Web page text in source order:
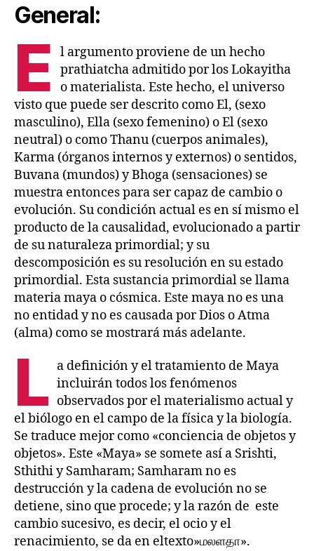
General:
E
l argumento proviene de un hecho
prathiatcha admitido por los Lokayitha
o materialista. Este hecho, el universo
visto que puede ser descrito como El, (sexo
masculino), Ella (sexo femenino) o El (sexo
neutral) o como Thanu (cuerpos animales),
Karma (órganos internos y externos) o sentidos,
Buvana (mundos) y Bhoga (sensaciones) se
muestra entonces para ser capaz de cambio o
evolución. Su condición actual es en sí mismo el
producto de la causalidad, evolucionado a partir
de su naturaleza primordial; y su
descomposición es su resolución en su estado
primordial. Esta sustancia primordial se llama
materia maya o cósmica. Este maya no es una
no entidad y no es causada por Dios o Atma
(alma) como se mostrará más adelante.
L a definición y el tratamiento de Maya
incluirán todos los fenómenos
observados por el materialismo actual y
el biólogo en el campo de la física y la biología.
Se traduce mejor como «conciencia de objetos y
objetos». Este «Maya» se somete así a Srishti,
Sthithi y Samharam; Samharam no es
destrucción y la cadena de evolución no se
detiene, sino que procede; y la razón de este
cambio sucesivo, es decir, el ocio y el
renacimiento, se da en eltexto»மலளதா».